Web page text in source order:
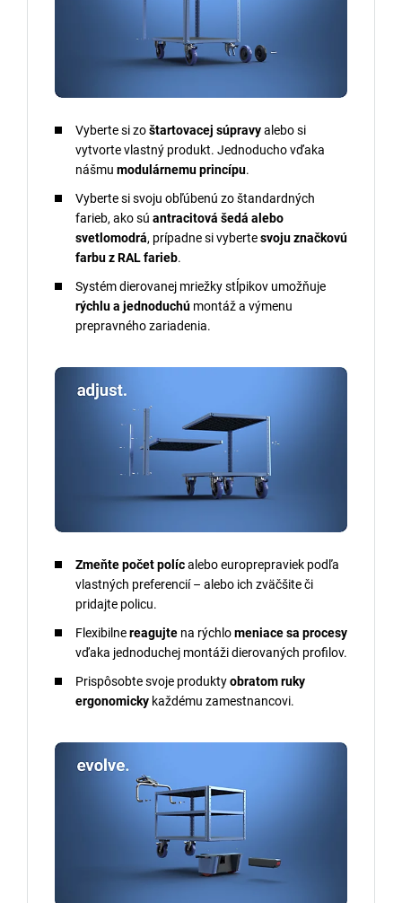
Vyberte si zoštartovacej súpravyalebo si
vytvorte vlastný produkt. Jednoducho vďaka
nášmu modulárnemu princípu.
Vyberte si svoju obľúbenú zo štandardných
farieb, ako sú antracitová šedá alebo
svetlomodrá, prípadne si vybertesvoju značkovú
farbu z RAL farieb.
Systém dierovanej mriežky stĺpikov umožňuje
rýchlu a jednoduchú montáž a výmenu
prepravného zariadenia.
Zmeňtepočet polícalebo europrepraviek podľa
vlastných preferencií – alebo ich zväčšite či
pridajte policu.
Flexibilnereagujte na rýchlomeniace sa procesy
vďaka jednoduchej montáži dierovaných profilov.
Prispôsobte svoje produktyobratom ruky
ergonomicky každému zamestnancovi.